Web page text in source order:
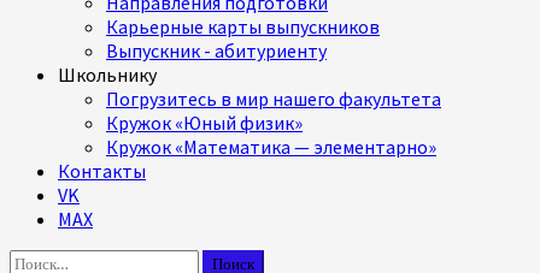
Карьерные карты выпускников
Выпускник - абитуриенту
Школьнику
Погрузитесь в мир нашего факультета
Кружок «Юный физик»
Кружок «Математика — элементарно»
Контакты
VK
MAX
Найти: